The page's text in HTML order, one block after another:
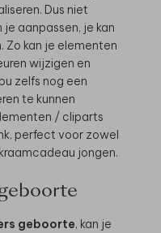
Dus niet
aanpassen, je kan
kan je elementen
wijzigen en
zelfs nog een
te kunnen
/ cliparts
perfect voor zowel
jongen.
geboorte, kan je